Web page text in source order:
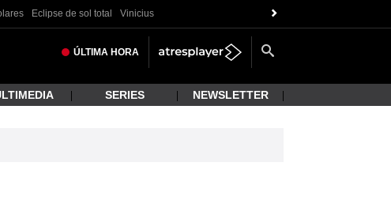
Eclipse de sol total Vinicius
ÚLTIMA HORA
SERIES NEWSLETTER